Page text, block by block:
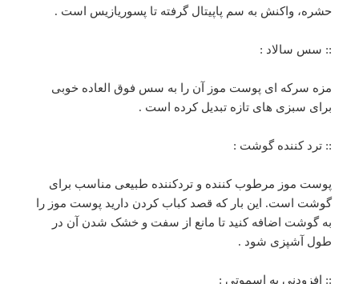
حشره، واکنش به سم پاپیتال گرفته تا پسوریازیس است .
:: سس سالاد :
مزه سرکه ای پوست موز آن را به سس فوق العاده خوبی
برای سبزی های تازه تبدیل کرده است .
:: ترد کننده گوشت :
پوست موز مرطوب کننده و تردکننده طبیعی مناسب برای
گوشت است. این بار که قصد کباب کردن دارید پوست موز را
به گوشت اضافه کنید تا مانع از سفت و خشک شدن آن در
طول آشپزی شود .
:: افزودنی به اسموتی :